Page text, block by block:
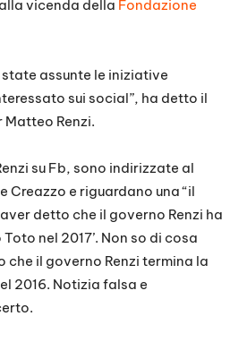
vicenda della Fondazione
assunte le iniziative
sui social”, ha detto il
Matteo Renzi.
su Fb, sono indirizzate al
Creazzo e riguardano una “il
detto che il governo Renzi ha
nel 2017’. Non so di cosa
che il governo Renzi termina la
2016. Notizia falsa e